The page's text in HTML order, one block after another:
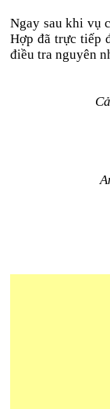
Ngay sau khi vụ
Hợp đã trực tiếp
điều tra nguyên